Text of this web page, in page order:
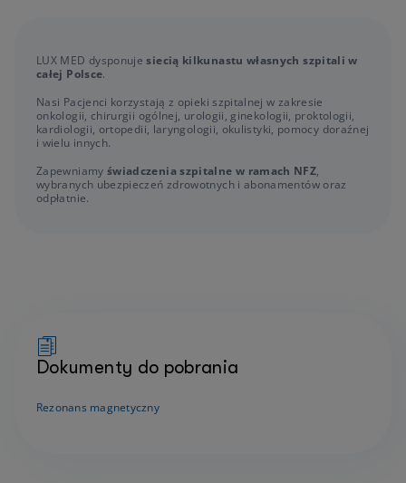
LUX MED dysponujesiecią kilkunastu własnych szpitali w
całej Polsce.
Nasi Pacjenci korzystają z opieki szpitalnej w zakresie
onkologii, chirurgii ogólnej, urologii, ginekologii, proktologii,
kardiologii, ortopedii, laryngologii, okulistyki, pomocy doraźnej
i wielu innych.
Zapewniamy świadczenia szpitalne w ramach NFZ,
wybranych ubezpieczeń zdrowotnych i abonamentów oraz
odpłatnie.
Dokumenty do pobrania
Rezonans magnetyczny